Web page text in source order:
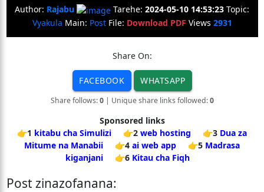
Author: Rajabu Tarehe: 2024-05-10 14:53:23 Topic:
Vyakula Main: PostFile: Download PDF Views 2931
Share On:
FACEBOOK WHATSAPP
Share follows:0| Unique share links followed:0
Sponsored links
👉1 kitabu cha Simulizi 👉2 web hosting 👉3 Dua za
Mitume na Manabii
👉4 ai web app 👉5 Madrasa
kiganjani
👉6 Kitau cha Fiqh
Post zinazofanana: